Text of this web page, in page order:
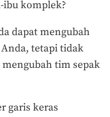
ibu komplek?
dapat mengubah
tetapi tidak
tim sepak
garis keras